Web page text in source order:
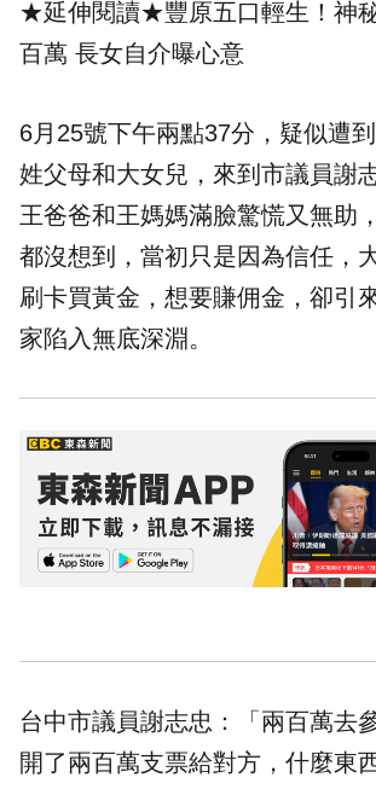
★延伸閱讀★豐原五口輕生！神
百萬 長女自介曝心意
6月25號下午兩點37分，疑似遭
姓父母和大女兒，來到市議員謝
王爸爸和王媽媽滿臉驚慌又無助
都沒想到，當初只是因為信任，
刷卡買黃金，想要賺佣金，卻引
家陷入無底深淵。
台中市議員謝志忠：「兩百萬去
開了兩百萬支票給對方，什麼東